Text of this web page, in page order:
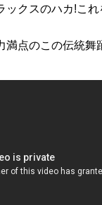
ックスのハカ!これ
満点のこの伝統舞